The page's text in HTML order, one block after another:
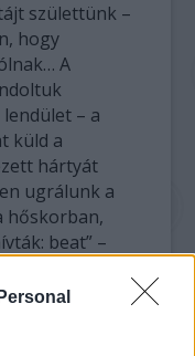
születtünk –
hogy
A
– a
küld a
hártyát
ugrálunk a
hőskorban,
beat” –
a Beatles
volt,